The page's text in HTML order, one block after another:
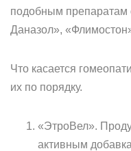
подобным препаратам
Даназол»,
Что касается
их по порядку.
«ЭтроВел».
активным